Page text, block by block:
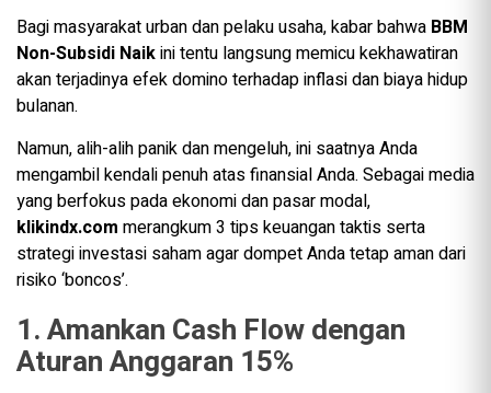
Bagi masyarakat urban dan pelaku usaha, kabar bahwa BBM
Non-Subsidi Naikini tentu langsung memicu kekhawatiran
akan terjadinya efek domino terhadap inflasi dan biaya hidup
bulanan.
Namun, alih-alih panik dan mengeluh, ini saatnya Anda
mengambil kendali penuh atas finansial Anda. Sebagai media
yang berfokus pada ekonomi dan pasar modal,
klikindx.com merangkum 3 tips keuangan taktis serta
strategi investasi saham agar dompet Anda tetap aman dari
risiko ‘boncos’.
1. Amankan Cash Flow dengan
Aturan Anggaran 15%